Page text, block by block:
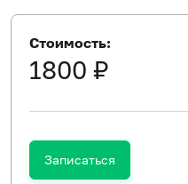
Стоимость:
1800 ₽
Записаться